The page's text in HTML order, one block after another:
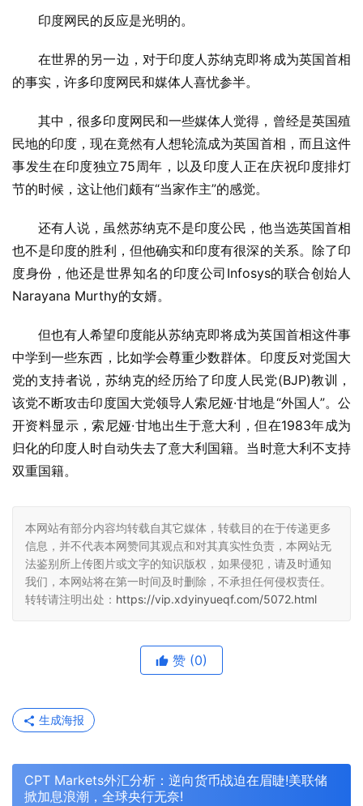
印度网民的反应是光明的。
在世界的另一边，对于印度人苏纳克即将成为英国首相
的事实，许多印度网民和媒体人喜忧参半。
其中，很多印度网民和一些媒体人觉得，曾经是英国殖
民地的印度，现在竟然有人想轮流成为英国首相，而且这件
事发生在印度独立75周年，以及印度人正在庆祝印度排灯
节的时候，这让他们颇有“当家作主”的感觉。
还有人说，虽然苏纳克不是印度公民，他当选英国首相
也不是印度的胜利，但他确实和印度有很深的关系。除了印
度身份，他还是世界知名的印度公司Infosys的联合创始人
Narayana Murthy的女婿。
但也有人希望印度能从苏纳克即将成为英国首相这件事
中学到一些东西，比如学会尊重少数群体。印度反对党国大
党的支持者说，苏纳克的经历给了印度人民党(BJP)教训，
该党不断攻击印度国大党领导人索尼娅·甘地是“外国人”。公
开资料显示，索尼娅·甘地出生于意大利，但在1983年成为
归化的印度人时自动失去了意大利国籍。当时意大利不支持
双重国籍。
本网站有部分内容均转载自其它媒体，转载目的在于传递更多
信息，并不代表本网赞同其观点和对其真实性负责，本网站无
法鉴别所上传图片或文字的知识版权，如果侵犯，请及时通知
我们，本网站将在第一时间及时删除，不承担任何侵权责任。
转转请注明出处： https://vip.xdyinyueqf.com/5072.html
赞 (0)
生成海报
CPT Markets外汇分析：逆向货币战迫在眉睫!美联储
掀加息浪潮，全球央行无奈!